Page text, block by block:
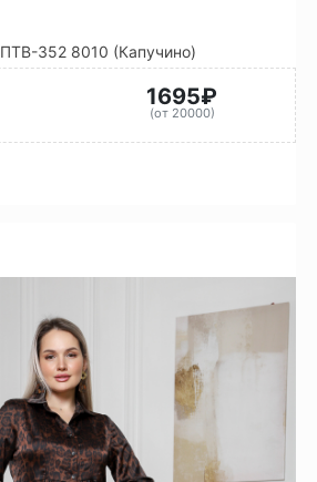
352 8010 (Капучино)
1695₽
(от 20000)